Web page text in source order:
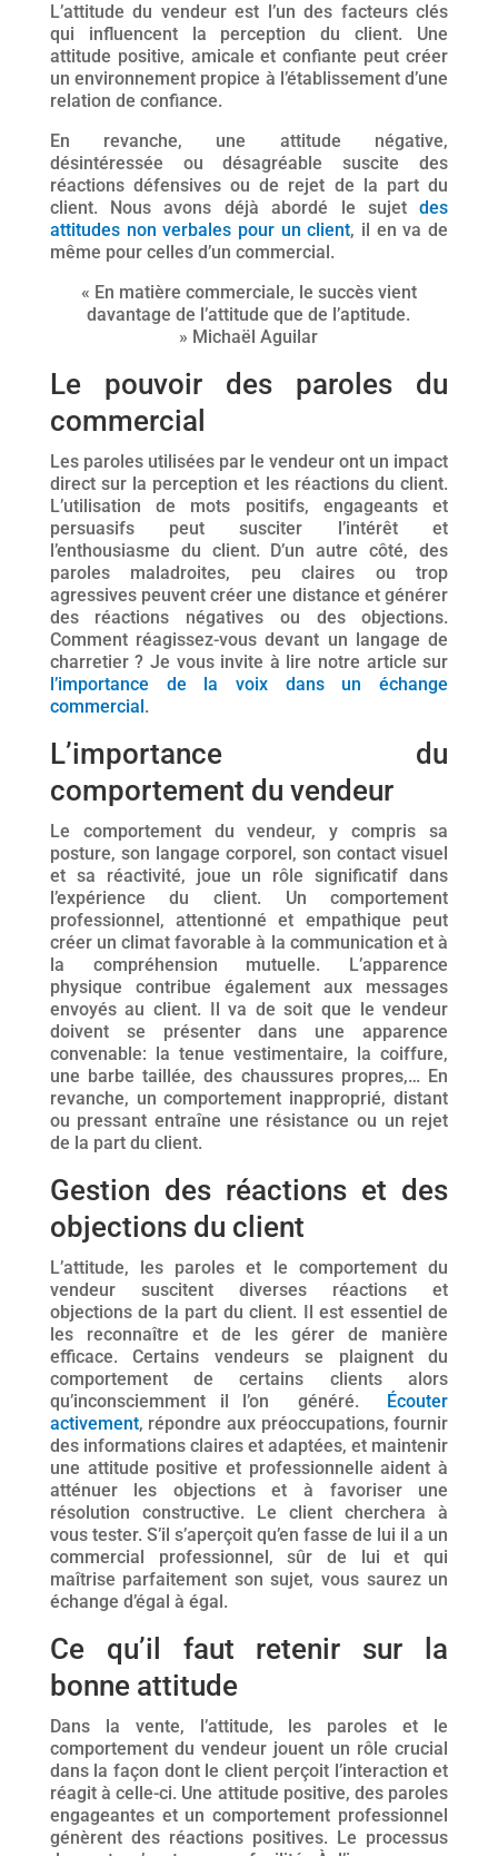
L’attitude du vendeur est l’un des facteurs clés
qui influencent la perception du client. Une
attitude positive, amicale et confiante peut créer
un environnement propice à l’établissement d’une
relation de confiance.
En revanche, une attitude négative,
désintéressée ou désagréable suscite des
réactions défensives ou de rejet de la part du
client. Nous avons déjà abordé le sujetdes
attitudes non verbales pour un client, il en va de
même pour celles d’un commercial.
« En matière commerciale, le succès vient
davantage de l’attitude que de l’aptitude.
» Michaël Aguilar
Le pouvoir des paroles du
commercial
Les paroles utilisées par le vendeur ont un impact
direct sur la perception et les réactions du client.
L’utilisation de mots positifs, engageants et
persuasifs peut susciter l’intérêt et
l’enthousiasme du client. D’un autre côté, des
paroles maladroites, peu claires ou trop
agressives peuvent créer une distance et générer
des réactions négatives ou des objections.
Comment réagissez-vous devant un langage de
charretier ? Je vous invite à lire notre article sur
l’importance de la voix dans un échange
commercial.
L’importance du
comportement du vendeur
Le comportement du vendeur, y compris sa
posture, son langage corporel, son contact visuel
et sa réactivité, joue un rôle significatif dans
l’expérience du client. Un comportement
professionnel, attentionné et empathique peut
créer un climat favorable à la communication et à
la compréhension mutuelle. L’apparence
physique contribue également aux messages
envoyés au client. Il va de soit que le vendeur
doivent se présenter dans une apparence
convenable: la tenue vestimentaire, la coiffure,
une barbe taillée, des chaussures propres,… En
revanche, un comportement inapproprié, distant
ou pressant entraîne une résistance ou un rejet
de la part du client.
Gestion des réactions et des
objections du client
L’attitude, les paroles et le comportement du
vendeur suscitent diverses réactions et
objections de la part du client. Il est essentiel de
les reconnaître et de les gérer de manière
efficace. Certains vendeurs se plaignent du
comportement de certains clients alors
qu’inconsciemment il l’on généré. Écouter
activement, répondre aux préoccupations, fournir
des informations claires et adaptées, et maintenir
une attitude positive et professionnelle aident à
atténuer les objections et à favoriser une
résolution constructive. Le client cherchera à
vous tester. S’il s’aperçoit qu’en fasse de lui il a un
commercial professionnel, sûr de lui et qui
maîtrise parfaitement son sujet, vous saurez un
échange d’égal à égal.
Ce qu’il faut retenir sur la
bonne attitude
Dans la vente, l’attitude, les paroles et le
comportement du vendeur jouent un rôle crucial
dans la façon dont le client perçoit l’interaction et
réagit à celle-ci. Une attitude positive, des paroles
engageantes et un comportement professionnel
génèrent des réactions positives. Le processus